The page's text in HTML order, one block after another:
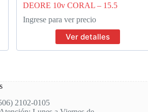
DEORE 10v CORAL – 15.5
Ingrese para ver precio
Ver detalles
2102-0105